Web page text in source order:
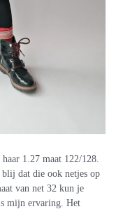
1.27 maat 122/128.
dat die ook netjes op
van net 32 kun je
mijn ervaring. Het